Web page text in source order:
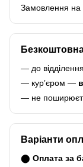
Замовлення на
— до
— курʼєром —
— не
Варіанти
⬤ Оплата за